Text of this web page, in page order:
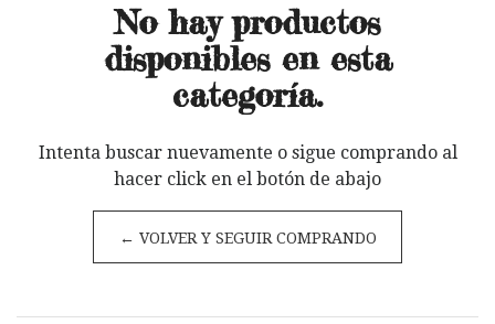
No hay productos
disponibles en esta
categoría.
Intenta buscar nuevamente o sigue comprando al
hacer click en el botón de abajo
← VOLVER Y SEGUIR COMPRANDO